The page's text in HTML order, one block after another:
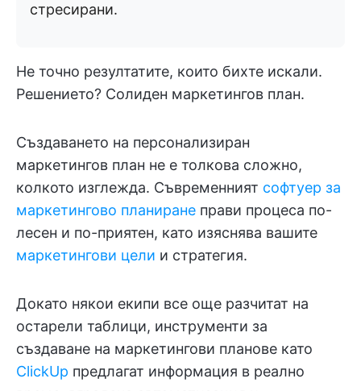
стресирани.
Не точно резултатите, които бихте искали.
Решението? Солиден маркетингов план.
Създаването на персонализиран
маркетингов план не е толкова сложно,
колкото изглежда. Съвременният софтуер за
маркетингово планиране прави процеса по-
лесен и по-приятен, като изяснява вашите
маркетингови цели и стратегия.
Докато някои екипи все още разчитат на
остарели таблици, инструменти за
създаване на маркетингови планове като
ClickUp предлагат информация в реално